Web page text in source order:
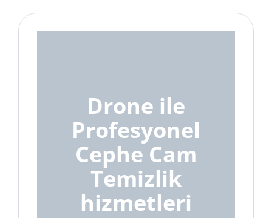
Drone ile
Profesyonel
Cephe Cam
Temizlik
hizmetleri